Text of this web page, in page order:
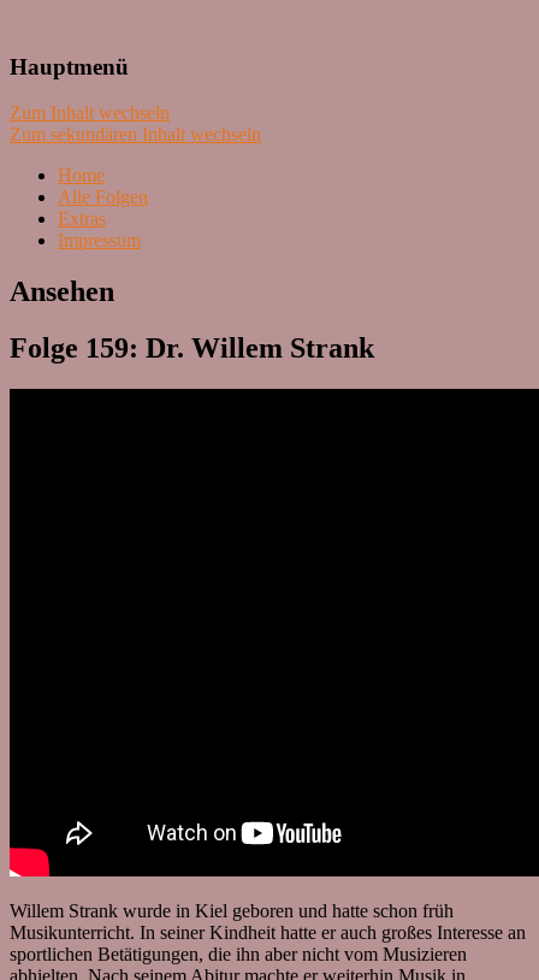
Lass mal schnacken!
Hauptmenü
Zum Inhalt wechseln
Zum sekundären Inhalt wechseln
Home
Alle Folgen
Extras
Impressum
Ansehen
Folge 159: Dr. Willem Strank
Willem Strank wurde in Kiel geboren und hatte schon früh
Musikunterricht. In seiner Kindheit hatte er auch großes Interesse an
sportlichen Betätigungen, die ihn aber nicht vom Musizieren